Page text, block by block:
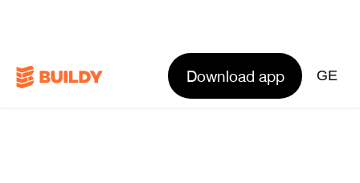
Download app GE